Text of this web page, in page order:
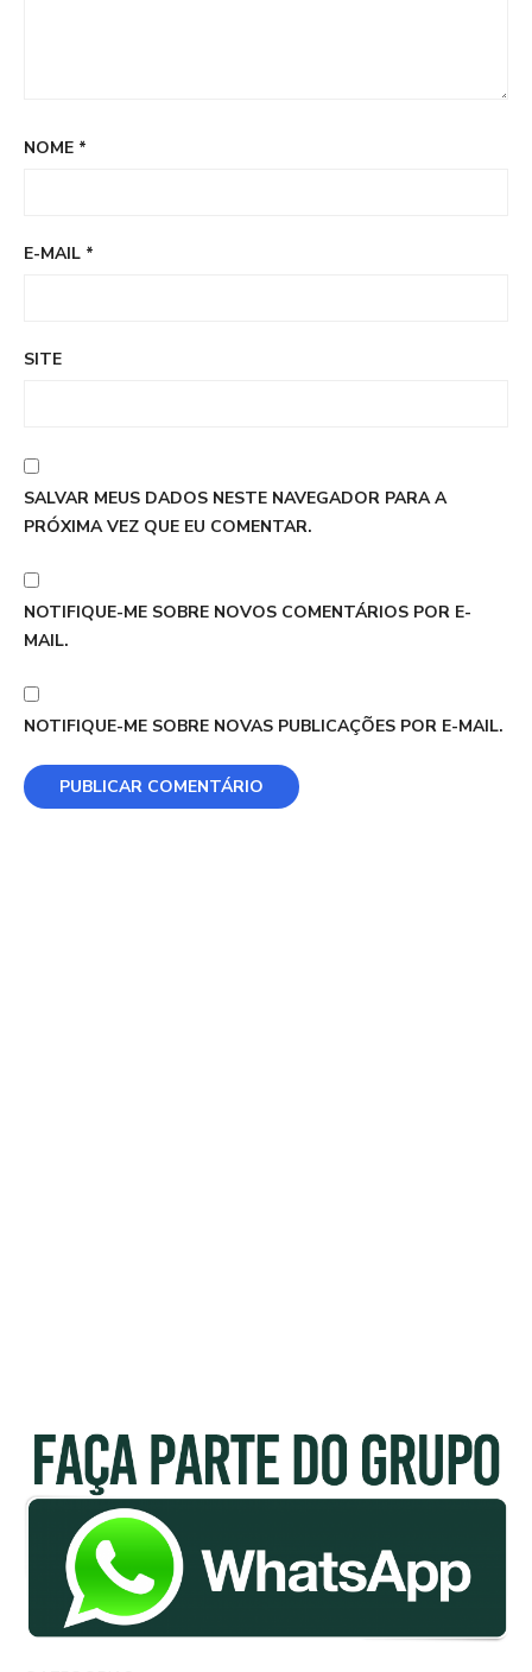
NOME *
E-MAIL *
SITE
SALVAR MEUS DADOS NESTE NAVEGADOR PARA A
PRÓXIMA VEZ QUE EU COMENTAR.
NOTIFIQUE-ME SOBRE NOVOS COMENTÁRIOS POR E-
MAIL.
NOTIFIQUE-ME SOBRE NOVAS PUBLICAÇÕES POR E-MAIL.